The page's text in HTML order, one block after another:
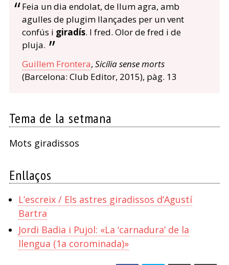
Feia un dia endolat, de llum agra, amb
agulles de plugim llançades per un vent
confús i giradís. I fred. Olor de fred i de
pluja.
Guillem Frontera, Sicília sense morts
(Barcelona: Club Editor, 2015), pàg. 13
Tema de la setmana
Mots giradissos
Enllaços
L’escreix / Els astres giradissos d’Agustí
Bartra
Jordi Badia i Pujol: «La ‘carnadura’ de la
llengua (1a corominada)»